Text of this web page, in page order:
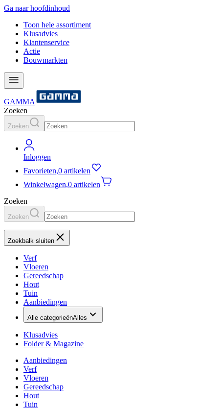
Ga naar hoofdinhoud
Toon hele assortiment
Klusadvies
Klantenservice
Actie
Bouwmarkten
GAMMA
Zoeken
Zoeken
Inloggen
Favorieten,0 artikelen
Winkelwagen,0 artikelen
Zoeken
Zoeken
Zoekbalk sluiten
Verf
Vloeren
Gereedschap
Hout
Tuin
Aanbiedingen
Alle categorieënAlles
Klusadvies
Folder & Magazine
Aanbiedingen
Verf
Vloeren
Gereedschap
Hout
Tuin